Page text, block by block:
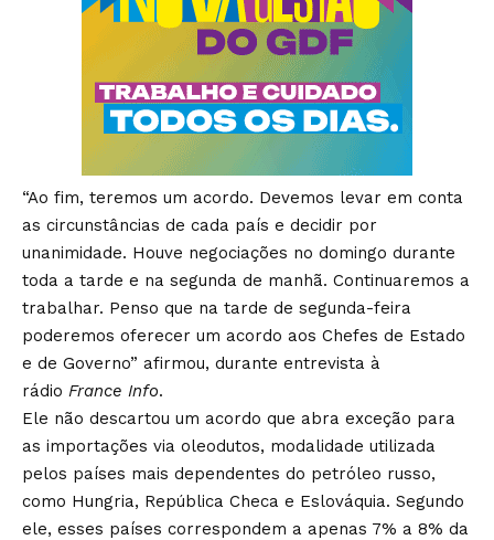
“Ao fim, teremos um acordo. Devemos levar em conta
as circunstâncias de cada país e decidir por
unanimidade. Houve negociações no domingo durante
toda a tarde e na segunda de manhã. Continuaremos a
trabalhar. Penso que na tarde de segunda-feira
poderemos oferecer um acordo aos Chefes de Estado
e de Governo” afirmou, durante entrevista à
rádio France Info.
Ele não descartou um acordo que abra exceção para
as importações via oleodutos, modalidade utilizada
pelos países mais dependentes do petróleo russo,
como Hungria, República Checa e Eslováquia. Segundo
ele, esses países correspondem a apenas 7% a 8% da